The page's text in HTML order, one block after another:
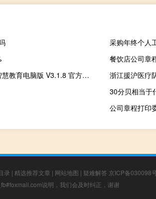
采购年终个人
餐饮店公司章
滦州智慧教育电脑版 V3.1.8 官方版（滦州智慧教育电脑版 V3.1.8 官方版功能简介）
浙江援沪医疗
30分贝相当于
公司章程打印
录 | 精选推荐文章 | 网站地图 | 疑难解答 京ICP备030098
说明，我们会及时纠正，谢谢